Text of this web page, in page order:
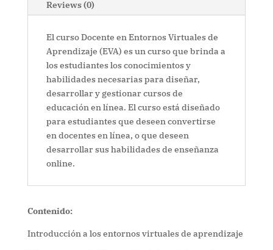
Reviews (0)
El curso Docente en Entornos Virtuales de
Aprendizaje (EVA) es un curso que brinda a
los estudiantes los conocimientos y
habilidades necesarias para diseñar,
desarrollar y gestionar cursos de
educación en línea. El curso está diseñado
para estudiantes que deseen convertirse
en docentes en línea, o que deseen
desarrollar sus habilidades de enseñanza
online.
Contenido:
Introducción a los entornos virtuales de aprendizaje